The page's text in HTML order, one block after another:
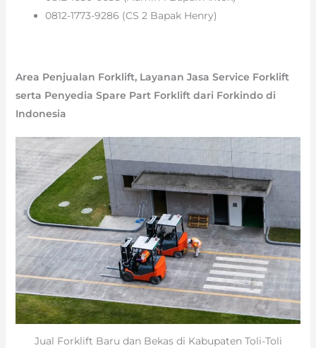
0812-1773-9286 (CS 2 Bapak Henry)
Area Penjualan Forklift, Layanan Jasa Service Forklift
serta Penyedia Spare Part Forklift dari Forkindo di
Indonesia
Jual Forklift Baru dan Bekas di Kabupaten Toli-Toli